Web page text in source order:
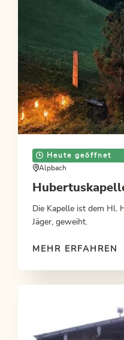
Heute geöffnet
Alpbach
Die Kapelle ist dem Hl.
Jäger, geweiht.
MEHR ERFAHREN